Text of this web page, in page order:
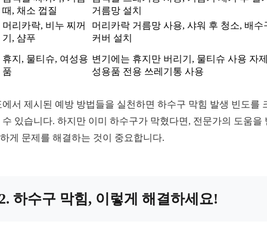
때, 채소 껍질
거름망 설치
머리카락, 비누 찌꺼
기, 샴푸
머리카락 거름망 사용, 샤워 후 청소, 배수
커버 설치
휴지, 물티슈, 여성용
품
변기에는 휴지만 버리기, 물티슈 사용 자
성용품 전용 쓰레기통 사용
에서 제시된 예방 방법들을 실천하면 하수구 막힘 발생 빈도를
수 있습니다. 하지만 이미 하수구가 막혔다면, 전문가의 도움을
게 문제를 해결하는 것이 중요합니다.
하수구 막힘, 이렇게 해결하세요!